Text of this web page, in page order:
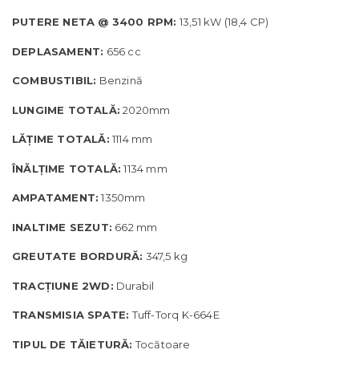
PUTERE NETA @ 3400 RPM: 13,51 kW (18,4 CP)
DEPLASAMENT: 656 cc
COMBUSTIBIL: Benzină
LUNGIME TOTALĂ: 2020mm
LĂȚIME TOTALĂ: 1114 mm
ÎNĂLȚIME TOTALĂ: 1134 mm
AMPATAMENT: 1350mm
INALTIME SEZUT: 662 mm
GREUTATE BORDURĂ: 347,5 kg
TRACȚIUNE 2WD: Durabil
TRANSMISIA SPATE: Tuff-Torq K-664E
TIPUL DE TĂIETURĂ: Tocătoare